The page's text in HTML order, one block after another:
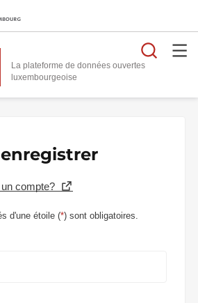
La plateforme de données ouvertes
compte?
d'une étoile (*) sont obligatoires.